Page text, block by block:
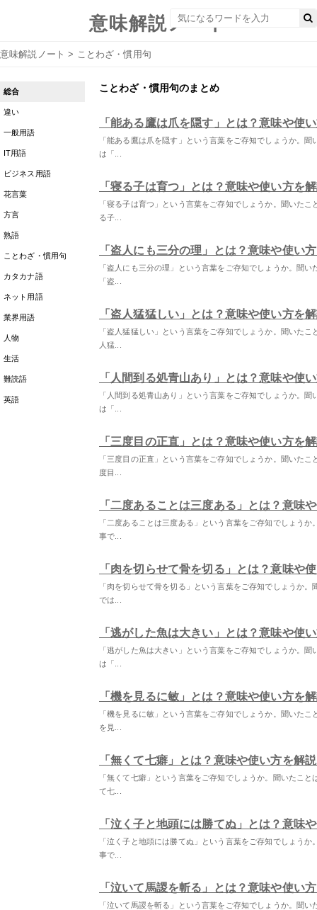
意味解説ノート
意味解説ノート > ことわざ・慣用句
総合
違い
一般用語
IT用語
ビジネス用語
花言葉
方言
熟語
ことわざ・慣用句
カタカナ語
ネット用語
業界用語
人物
生活
難読語
英語
ことわざ・慣用句のまとめ
「能ある鷹は爪を隠す」とは？意味や使
「能ある鷹は爪を隠す」という言葉をご存知でしょうか。
は「...
「寝る子は育つ」とは？意味や使い方を
「寝る子は育つ」という言葉をご存知でしょうか。聞いた
る子...
「盗人にも三分の理」とは？意味や使い
「盗人にも三分の理」という言葉をご存知でしょうか。聞
「盗...
「盗人猛猛しい」とは？意味や使い方を
「盗人猛猛しい」という言葉をご存知でしょうか。聞いた
人猛...
「人間到る処青山あり」とは？意味や使
「人間到る処青山あり」という言葉をご存知でしょうか。
は「...
「三度目の正直」とは？意味や使い方を
「三度目の正直」という言葉をご存知でしょうか。聞いた
度目...
「二度あることは三度ある」とは？意味
「二度あることは三度ある」という言葉をご存知でしょう
事で...
「肉を切らせて骨を切る」とは？意味や
「肉を切らせて骨を切る」という言葉をご存知でしょうか
では...
「逃がした魚は大きい」とは？意味や使
「逃がした魚は大きい」という言葉をご存知でしょうか。
は「...
「機を見るに敏」とは？意味や使い方を
「機を見るに敏」という言葉をご存知でしょうか。聞いた
を見...
「無くて七癖」とは？意味や使い方を解
「無くて七癖」という言葉をご存知でしょうか。聞いたこ
て七...
「泣く子と地頭には勝てぬ」とは？意味
「泣く子と地頭には勝てぬ」という言葉をご存知でしょう
事で...
「泣いて馬謖を斬る」とは？意味や使い
「泣いて馬謖を斬る」という言葉をご存知でしょうか。聞